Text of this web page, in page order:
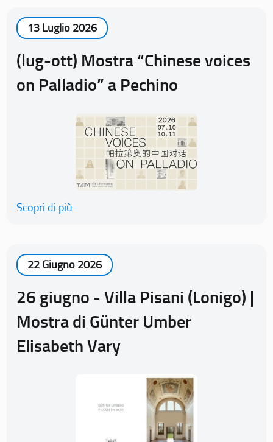
13 Luglio 2026
(lug-ott) Mostra “Chinese voices
on Palladio” a Pechino
Scopri di più
22 Giugno 2026
26 giugno - Villa Pisani (Lonigo) |
Mostra di Günter Umber
Elisabeth Vary